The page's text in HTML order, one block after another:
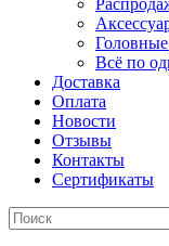
Всё по
Доставка
Оплата
Новости
Отзывы
Контакты
Сертификаты